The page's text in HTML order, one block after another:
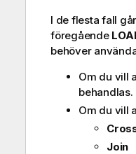
I de flesta fall
föregående
behöver
Om du vill
behandlas.
Om du vill
Join